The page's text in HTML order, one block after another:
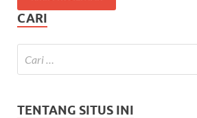
CARI
TENTANG SITUS INI